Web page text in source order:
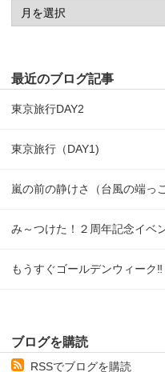
最近のブログ記事
東京旅行DAY2
東京旅行（DAY1)
嵐の前の静けさ（台風の端っこ
み～つけた！２周年記念イベ
もうすぐゴールデンウィーク‼
ブログを購読
RSSでブログを購読